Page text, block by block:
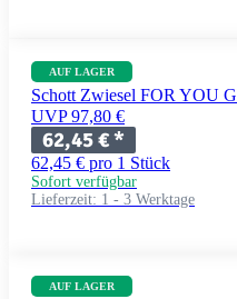
AUF LAGER
Schott Zwiesel FOR YOU
UVP 97,80 €
62,45 €*
62,45 € pro 1 Stück
Sofort verfügbar
Lieferzeit: 1 - 3 Werktage
AUF LAGER